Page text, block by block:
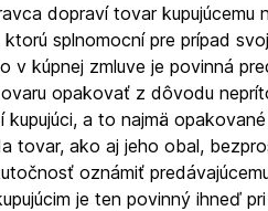
dopraví tovar
splnomocní pre prípad
v kúpnej zmluve je povinná
opakovať z dôvodu
a to najmä
tovar, ako aj jeho obal,
oznámiť
je ten povinný